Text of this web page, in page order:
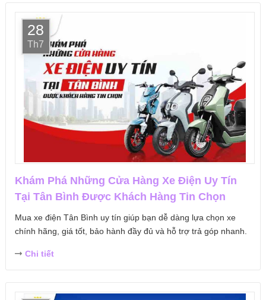
28
Th7
Khám Phá Những Cửa Hàng Xe Điện Uy Tín
Tại Tân Bình Được Khách Hàng Tin Chọn
Mua xe điện Tân Bình uy tín giúp bạn dễ dàng lựa chọn xe
chính hãng, giá tốt, bảo hành đầy đủ và hỗ trợ trả góp nhanh.
Chi tiết